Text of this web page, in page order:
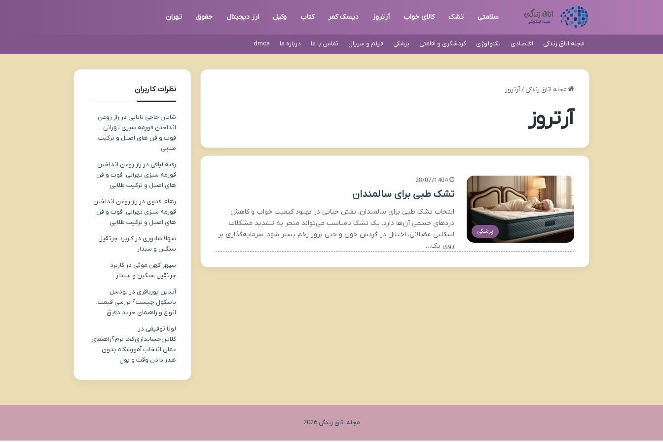
سلامتی تشک کالای خواب آرتروز دیسک کمر کتاب وکیل ارز دیجیتال حقوق تهران
مجله اتاق زندگی اقتصادی تکنولوژی گردشگری و اقامتی پزشکی فیلم و سریال تماس با ما درباره ما dmca
مجله اتاق زندگی / آرتروز
آرتروز
پزشکی
28/07/1404
تشک طبی برای سالمندان
انتخاب تشک طبی برای سالمندان، نقش حیاتی در بهبود کیفیت خواب و کاهش
دردهای جسمی آن‌ها دارد. یک تشک نامناسب می‌تواند منجر به تشدید مشکلات
اسکلتی-عضلانی، اختلال در گردش خون و حتی بروز زخم بستر شود. سرمایه‌گذاری بر
روی یک…
نظرات کاربران
شایان حاجی بابایی در راز روغن
انداختن قورمه سبزی تهرانی:
فوت و فن های اصیل و ترکیب
طلایی
رقیه لبافی در راز روغن انداختن
قورمه سبزی تهرانی: فوت و فن
های اصیل و ترکیب طلایی
رهام فدوی در راز روغن انداختن
قورمه سبزی تهرانی: فوت و فن
های اصیل و ترکیب طلایی
شهلا شاپوری در کاربرد جرثقیل
سنگین و سبدار
سپهر کهن موئی در کاربرد
جرثقیل سنگین و سبدار
آیدین پورباقری در لودسل
باسکول چیست؟ بررسی قیمت،
انواع و راهنمای خرید دقیق
لونا توفیقی در
کلاس حسابداری کجا برم؟راهنمای
عملی انتخاب آموزشگاه بدون
هدر دادن وقت و پول
مجله اتاق زندگی 2026